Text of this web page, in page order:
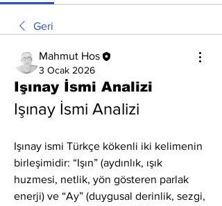
Geri
Mahmut Hos
3 Ocak 2026
Işınay İsmi Analizi
Işınay İsmi Analizi
Işınay ismi Türkçe kökenli iki kelimenin
birleşimidir: “Işın” (aydınlık, ışık
huzmesi, netlik, yön gösteren parlak
enerji) ve “Ay” (duygusal derinlik, sezgi,